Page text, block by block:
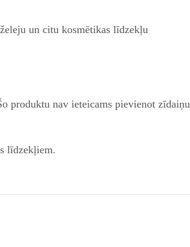
un citu kosmētikas līdzekļu
produktu nav ieteicams pievienot zīdaiņu
līdzekļiem.